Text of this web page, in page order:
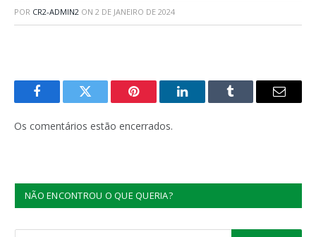
POR CR2-ADMIN2 ON 2 DE JANEIRO DE 2024
FacebookTwitter Pinterest LinkedInTumblr
E-
Os comentários estão encerrados.
NÃO ENCONTROU O QUE QUERIA?